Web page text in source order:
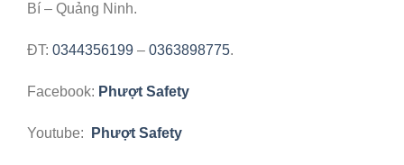
Bí – Quảng Ninh.
ĐT: 0344356199 – 0363898775.
Facebook: Phượt Safety
Youtube: Phượt Safety